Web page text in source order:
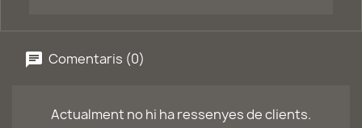
Comentaris (0)
Actualment no hi ha ressenyes de clients.